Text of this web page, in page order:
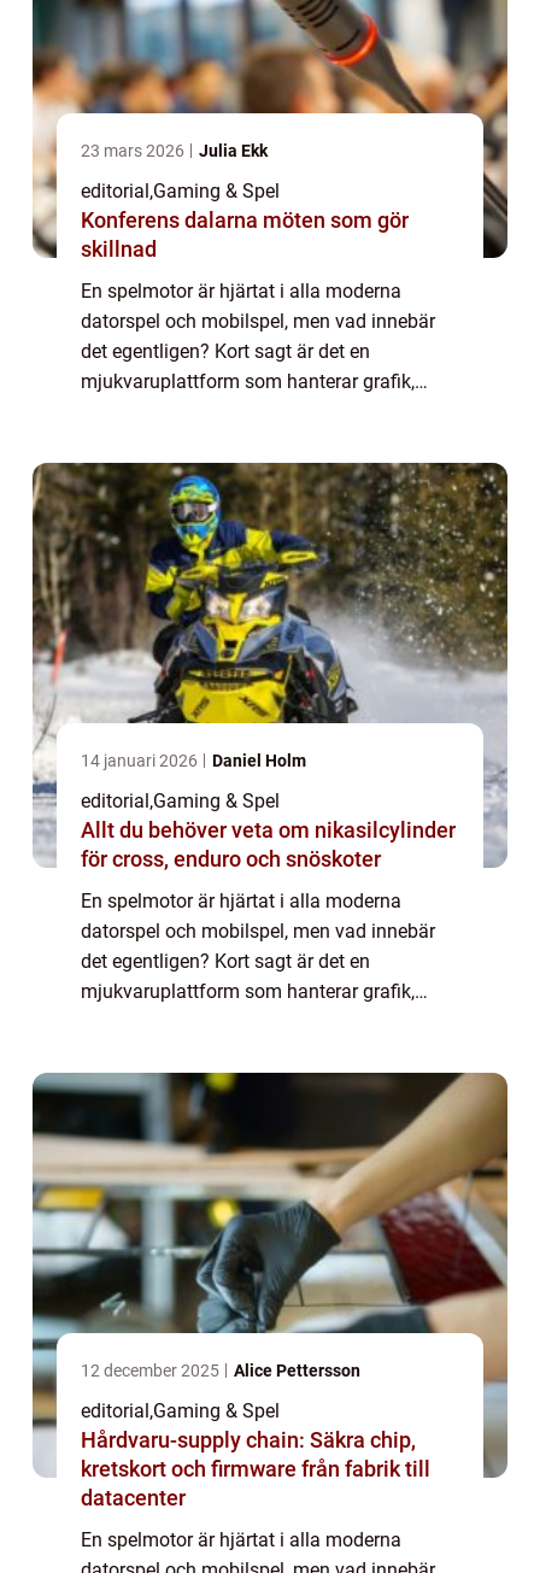
23 mars 2026 Julia Ekk
editorial,Gaming & Spel
Konferens dalarna möten som gör
skillnad
En spelmotor är hjärtat i alla moderna
datorspel och mobilspel, men vad innebär
det egentligen? Kort sagt är det en
mjukvaruplattform som hanterar grafik,
14 januari 2026 Daniel Holm
editorial,Gaming & Spel
Allt du behöver veta om nikasilcylinder
för cross, enduro och snöskoter
En spelmotor är hjärtat i alla moderna
datorspel och mobilspel, men vad innebär
det egentligen? Kort sagt är det en
mjukvaruplattform som hanterar grafik,
12 december 2025 Alice Pettersson
editorial,Gaming & Spel
Hårdvaru-supply chain: Säkra chip,
kretskort och firmware från fabrik till
datacenter
En spelmotor är hjärtat i alla moderna